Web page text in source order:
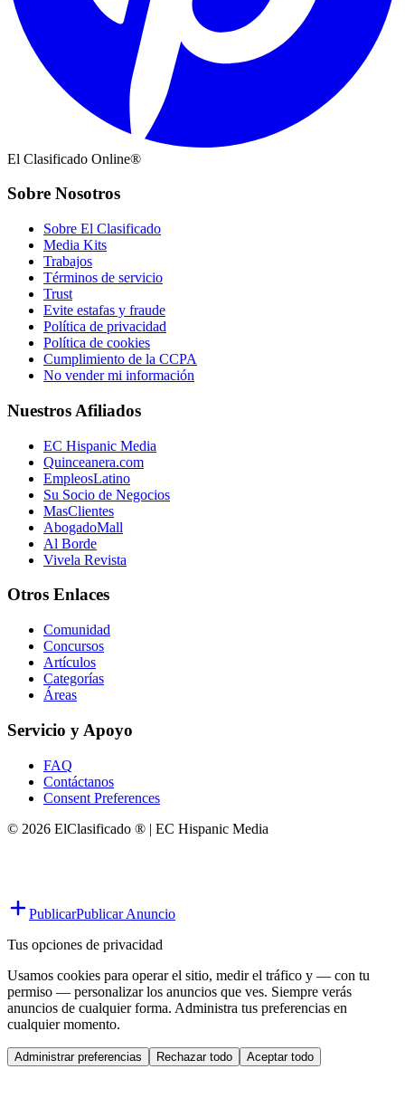
El Clasificado Online®
Sobre Nosotros
Sobre El Clasificado
Media Kits
Trabajos
Términos de servicio
Trust
Evite estafas y fraude
Política de privacidad
Política de cookies
Cumplimiento de la CCPA
No vender mi información
Nuestros Afiliados
EC Hispanic Media
Quinceanera.com
EmpleosLatino
Su Socio de Negocios
MasClientes
AbogadoMall
Al Borde
Vivela Revista
Otros Enlaces
Comunidad
Concursos
Artículos
Categorías
Áreas
Servicio y Apoyo
FAQ
Contáctanos
Consent Preferences
© 2026 ElClasificado ® | EC Hispanic Media
PublicarPublicar Anuncio
Tus opciones de privacidad
Usamos cookies para operar el sitio, medir el tráfico y — con tu
permiso — personalizar los anuncios que ves. Siempre verás
anuncios de cualquier forma. Administra tus preferencias en
cualquier momento.
Administrar preferencias Rechazar todo Aceptar todo